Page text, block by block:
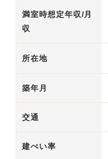
満室時想定年収/月
収
所在地
築年月
交通
建ぺい率